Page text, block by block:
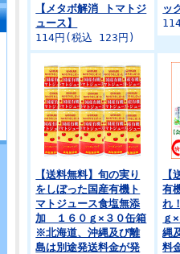
【メタボ解消 トマトジ
ュース】
114円(税込 123円)
ッ
【送料無料】旬の実り
をしぼった国産有機ト
マトジュース食塩無添
加 １６０ｇ×３０缶箱
※北海道、沖縄及び離
島は別途発送料金が発
有
れ
ｇ
縄
料